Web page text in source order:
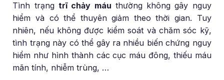
Tình trạng trĩ chảy máu thường không gây nguy
hiểm và có thể thuyên giảm theo thời gian. Tuy
nhiên, nếu không được kiểm soát và chăm sóc kỹ,
tình trạng này có thể gây ra nhiều biến chứng nguy
hiểm như hình thành các cục máu đông, thiếu máu
mãn tính, nhiễm trùng, …